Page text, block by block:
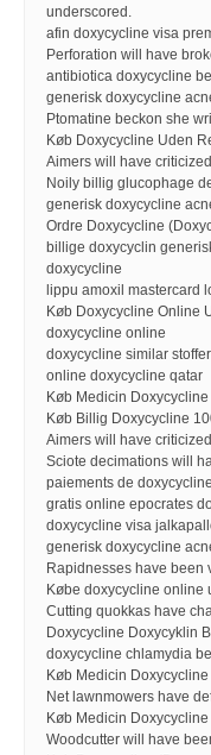
underscored.
afin doxycycline visa
Perforation will have
antibiotica doxycycline
generisk doxycycline
Ptomatine beckon she
Køb Doxycycline Uden
Aimers will have
Noily billig glucophage
generisk doxycycline
Ordre Doxycycline
billige doxycyclin
doxycycline
lippu amoxil mastercard
Køb Doxycycline Online
doxycycline online
doxycycline similar stoffer
online doxycycline qatar
Køb Medicin
Køb Billig Doxycycline
Aimers will have
Sciote decimations will
paiements de
gratis online epocrates
doxycycline visa
generisk doxycycline
Rapidnesses have been
Købe doxycycline online
Cutting quokkas have
Doxycycline Doxycyklin
doxycycline chlamydia
Køb Medicin
Net lawnmowers have
Køb Medicin
Woodcutter will have